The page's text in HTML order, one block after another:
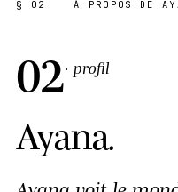
§ 02 À PROPOS DE
02· profil
Ayana.